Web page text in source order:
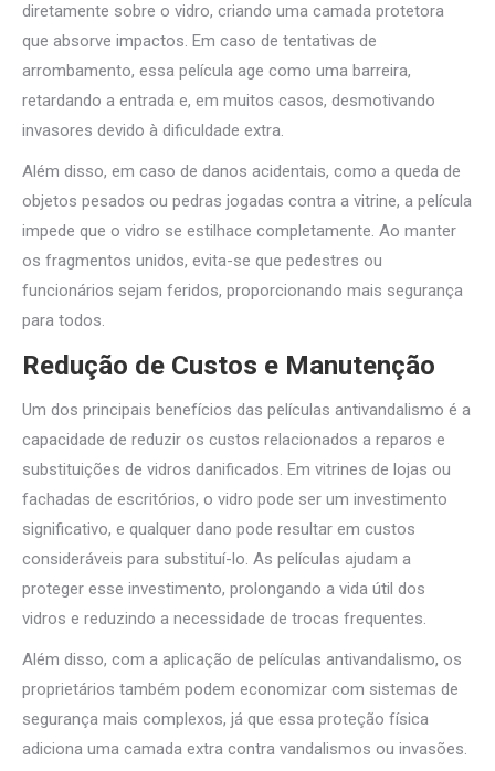
diretamente sobre o vidro, criando uma camada protetora
que absorve impactos. Em caso de tentativas de
arrombamento, essa película age como uma barreira,
retardando a entrada e, em muitos casos, desmotivando
invasores devido à dificuldade extra.
Além disso, em caso de danos acidentais, como a queda de
objetos pesados ou pedras jogadas contra a vitrine, a película
impede que o vidro se estilhace completamente. Ao manter
os fragmentos unidos, evita-se que pedestres ou
funcionários sejam feridos, proporcionando mais segurança
para todos.
Redução de Custos e Manutenção
Um dos principais benefícios das películas antivandalismo é a
capacidade de reduzir os custos relacionados a reparos e
substituições de vidros danificados. Em vitrines de lojas ou
fachadas de escritórios, o vidro pode ser um investimento
significativo, e qualquer dano pode resultar em custos
consideráveis para substituí-lo. As películas ajudam a
proteger esse investimento, prolongando a vida útil dos
vidros e reduzindo a necessidade de trocas frequentes.
Além disso, com a aplicação de películas antivandalismo, os
proprietários também podem economizar com sistemas de
segurança mais complexos, já que essa proteção física
adiciona uma camada extra contra vandalismos ou invasões.